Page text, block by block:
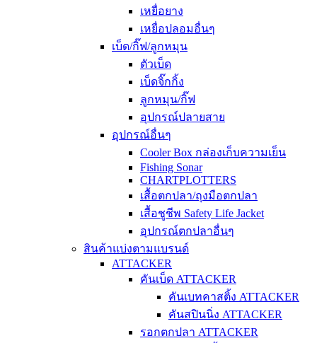
เหยื่อยาง
เหยื่อปลอมอื่นๆ
เบ็ด/กิ๊ฟ/ลูกหมุน
ตัวเบ็ด
เบ็ดจิ๊กกิ้ง
ลูกหมุน/กิ๊ฟ
อุปกรณ์ปลายสาย
อุปกรณ์อื่นๆ
Cooler Box กล่องเก็บความเย็น
Fishing Sonar
CHARTPLOTTERS
เสื้อตกปลา/ถุงมือตกปลา
เสื้อชูชีพ Safety Life Jacket
อุปกรณ์ตกปลาอื่นๆ
สินค้าแบ่งตามแบรนด์
ATTACKER
คันเบ็ด ATTACKER
คันเบทคาสติ้ง ATTACKER
คันสปินนิ่ง ATTACKER
รอกตกปลา ATTACKER